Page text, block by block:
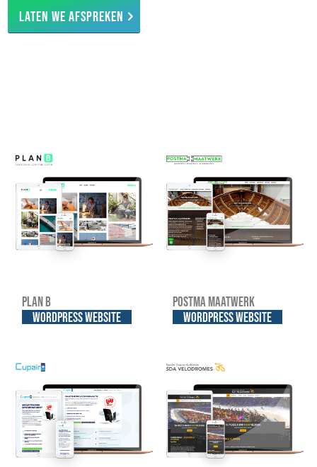
Laten we afspreken
Plan B
WordPress website
Postma Maatwerk
WordPress website